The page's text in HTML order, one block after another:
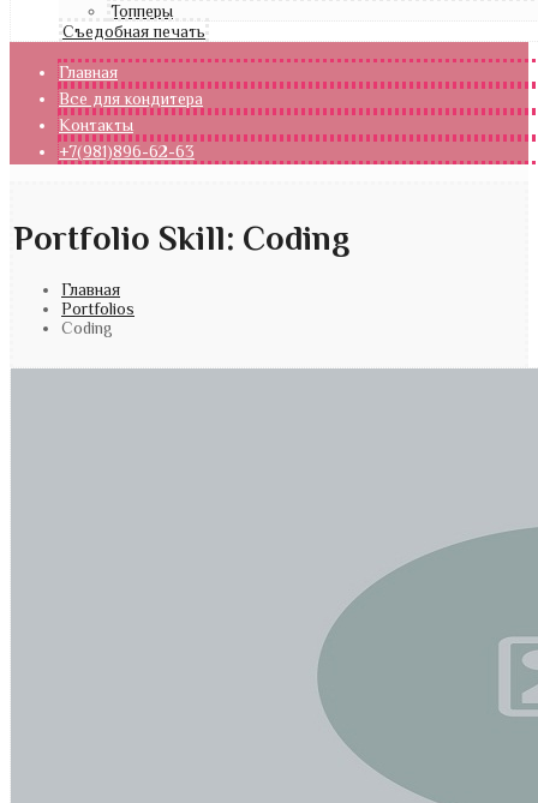
Топперы
Съедобная печать
Главная
Все для кондитера
Контакты
+7(981)896-62-63
Portfolio Skill: Coding
Главная
Portfolios
Coding